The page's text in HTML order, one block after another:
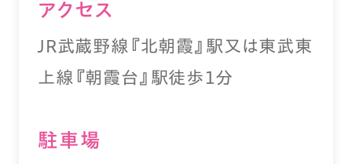
アクセス
ＪＲ武蔵野線『北朝霞』駅又は東武東
上線『朝霞台』駅徒歩１分
駐⾞場